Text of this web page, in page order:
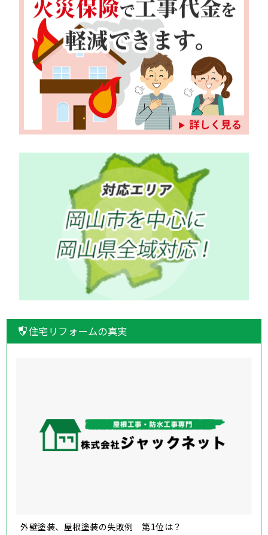
住宅リフォームの真実
外壁塗装、屋根塗装の失敗例 第1位は？